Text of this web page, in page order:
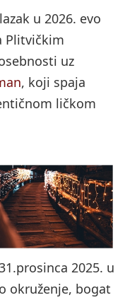
u 2026. evo
Plitvičkim
uz
, koji spaja
ličkom
2025. u
okruženje, bogat